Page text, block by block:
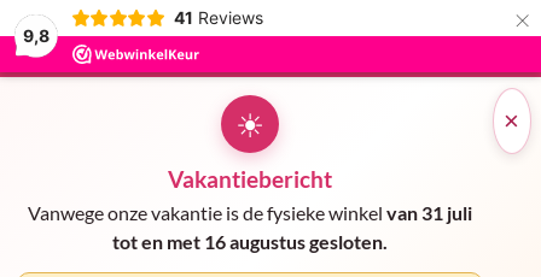
9,8
41 Reviews ×
×
☀
Vakantiebericht
Vanwege onze vakantie is de fysieke winkel van 31 juli
tot en met 16 augustus gesloten.